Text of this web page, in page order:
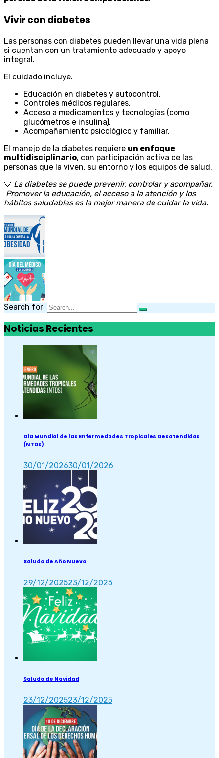
Vivir con diabetes
Las personas con diabetes pueden llevar una vida plena
si cuentan con un tratamiento adecuado y apoyo
integral.
El cuidado incluye:
Educación en diabetes y autocontrol.
Controles médicos regulares.
Acceso a medicamentos y tecnologías (como
glucómetros e insulina).
Acompañamiento psicológico y familiar.
El manejo de la diabetes requiere un enfoque
multidisciplinario, con participación activa de las
personas que la viven, su entorno y los equipos de salud.
💙 La diabetes se puede prevenir, controlar y acompañar.
Promover la educación, el acceso a la atención y los
hábitos saludables es la mejor manera de cuidar la vida.
Search for:
Noticias Recientes
Día Mundial de las Enfermedades Tropicales Desatendidas
(NTDs)
30/01/202630/01/2026
Saludo de Año Nuevo
29/12/202523/12/2025
Saludo de Navidad
23/12/202523/12/2025